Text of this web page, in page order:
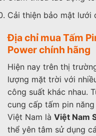
Cải thiện bảo mật lưới
Địa chỉ mua Tấm
Power chính hãng
Hiện nay trên thị
lượng mặt trời với
công suất khác nhau.
cung cấp tấm pin
Việt Nam là Việt Nam
thể yên tâm sử dụng